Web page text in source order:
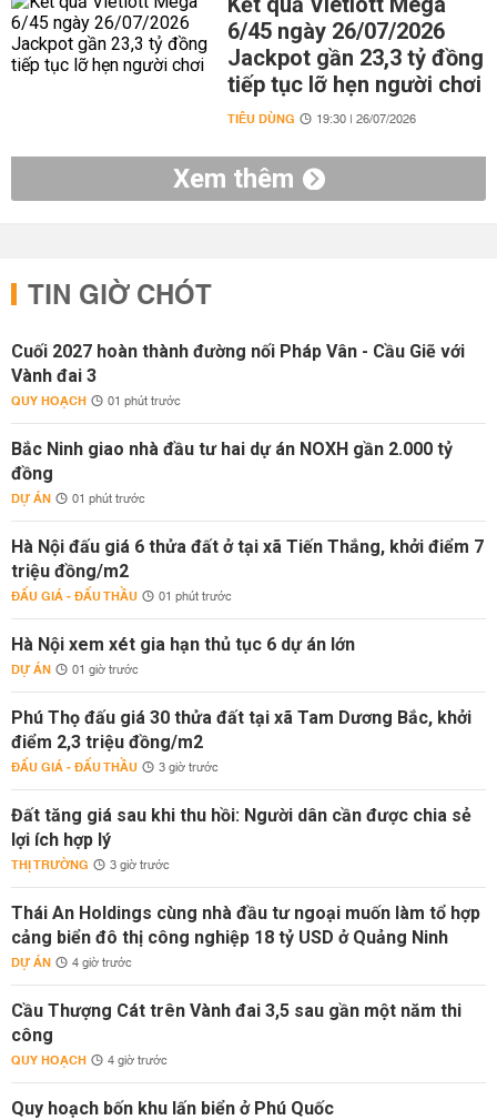
6/45 ngày 26/07/2026
Jackpot gần 23,3 tỷ đồng
tiếp tục lỡ hẹn người chơi
TIÊU DÙNG 19:30 | 26/07/2026
Xem thêm
TIN GIỜ CHÓT
Cuối 2027 hoàn thành đường nối Pháp Vân - Cầu Giẽ với
Vành đai 3
QUY HOẠCH 01 phút trước
Bắc Ninh giao nhà đầu tư hai dự án NOXH gần 2.000 tỷ
đồng
DỰ ÁN 01 phút trước
Hà Nội đấu giá 6 thửa đất ở tại xã Tiến Thắng, khởi điểm 7
triệu đồng/m2
ĐẤU GIÁ - ĐẤU THẦU 01 phút trước
Hà Nội xem xét gia hạn thủ tục 6 dự án lớn
DỰ ÁN 01 giờ trước
Phú Thọ đấu giá 30 thửa đất tại xã Tam Dương Bắc, khởi
điểm 2,3 triệu đồng/m2
ĐẤU GIÁ - ĐẤU THẦU 3 giờ trước
Đất tăng giá sau khi thu hồi: Người dân cần được chia sẻ
lợi ích hợp lý
THỊ TRƯỜNG 3 giờ trước
Thái An Holdings cùng nhà đầu tư ngoại muốn làm tổ hợp
cảng biển đô thị công nghiệp 18 tỷ USD ở Quảng Ninh
DỰ ÁN 4 giờ trước
Cầu Thượng Cát trên Vành đai 3,5 sau gần một năm thi
công
QUY HOẠCH 4 giờ trước
Quy hoạch bốn khu lấn biển ở Phú Quốc